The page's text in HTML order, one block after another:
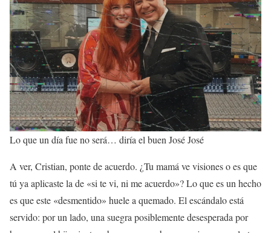
Lo que un día fue no será… diría el buen José José
A ver, Cristian, ponte de acuerdo. ¿Tu mamá ve visiones o es que
tú ya aplicaste la de «si te vi, ni me acuerdo»? Lo que es un hecho
es que este «desmentido» huele a quemado. El escándalo está
servido: por un lado, una suegra posiblemente desesperada por